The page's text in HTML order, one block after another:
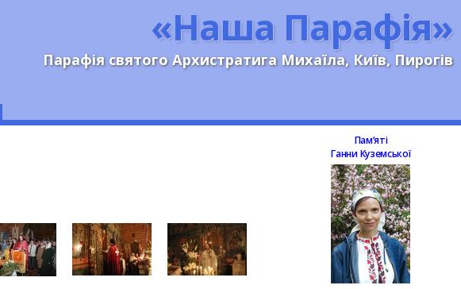
«Наша Парафія»
Парафія святого Архистратига Михаїла, Київ, Пирогів
Памʼяті
Ганни Куземської